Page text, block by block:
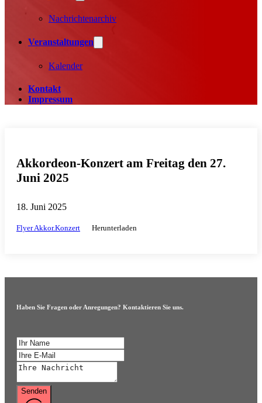
Nachrichtenarchiv
Veranstaltungen
Kalender
Kontakt
Impressum
Akkordeon-Konzert am Freitag den 27.
Juni 2025
18. Juni 2025
Flyer Akkor.Konzert Herunterladen
Haben Sie Fragen oder Anregungen? Kontaktieren Sie uns.
Senden